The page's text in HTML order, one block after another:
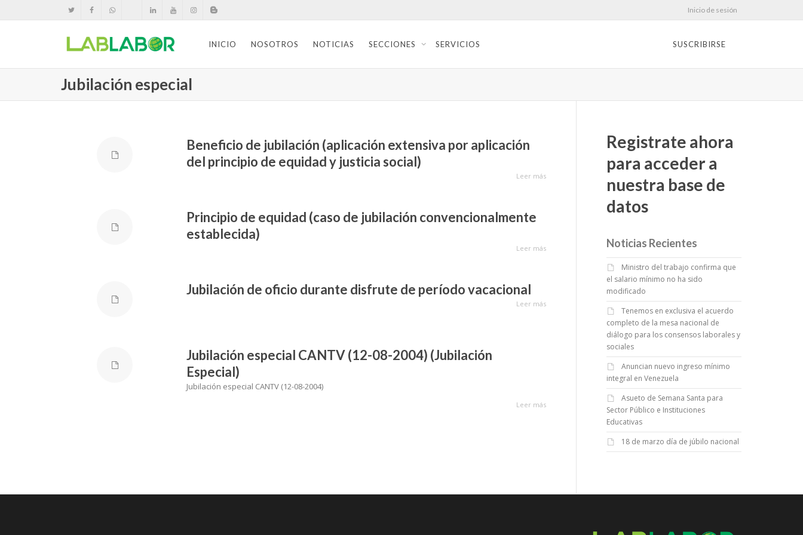
Inicio de sesión
INICIO NOSOTROS NOTICIAS SECCIONES SERVICIOS SUSCRIBIRSE
Jubilación especial
Beneficio de jubilación (aplicación extensiva por aplicación
del principio de equidad y justicia social)
Leer más
Principio de equidad (caso de jubilación convencionalmente
establecida)
Leer más
Jubilación de oficio durante disfrute de período vacacional
Leer más
Jubilación especial CANTV (12-08-2004) (Jubilación
Especial)
Jubilación especial CANTV (12-08-2004)
Leer más
Registrate ahora
para acceder a
nuestra base de
datos
Noticias Recientes
Ministro del trabajo confirma que
el salario mínimo no ha sido
modificado
Tenemos en exclusiva el acuerdo
completo de la mesa nacional de
diálogo para los consensos laborales y
sociales
Anuncian nuevo ingreso mínimo
integral en Venezuela
Asueto de Semana Santa para
Sector Público e Instituciones
Educativas
18 de marzo día de júbilo nacional